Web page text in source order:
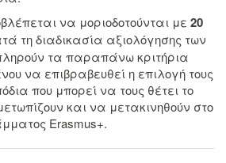
να μοριοδοτούνται με 20
τη διαδικασία αξιολόγησης των
τα παραπάνω κριτήρια
να επιβραβευθεί η επιλογή τους
που μπορεί να τους θέτει το
και να μετακινηθούν στο
Erasmus+.